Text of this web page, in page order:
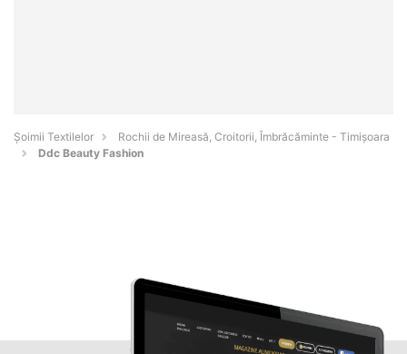
Șoimii Textilelor
Rochii de Mireasă, Croitorii, Îmbrăcăminte - Timişoara
Ddc Beauty Fashion